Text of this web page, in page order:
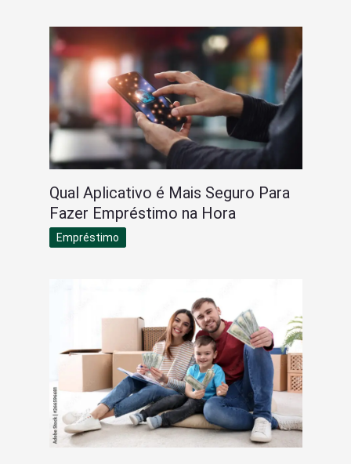
Qual Aplicativo é Mais Seguro Para
Fazer Empréstimo na Hora
Empréstimo